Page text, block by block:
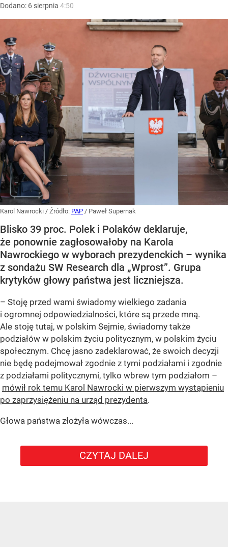
Dodano: 6 sierpnia 4:50
Karol Nawrocki / Źródło: PAP / Paweł Supernak
Blisko 39 proc. Polek i Polaków deklaruje,
że ponownie zagłosowałoby na Karola
Nawrockiego w wyborach prezydenckich – wynika
z sondażu SW Research dla „Wprost”. Grupa
krytyków głowy państwa jest liczniejsza.
– Stoję przed wami świadomy wielkiego zadania
i ogromnej odpowiedzialności, które są przede mną.
Ale stoję tutaj, w polskim Sejmie, świadomy także
podziałów w polskim życiu politycznym, w polskim życiu
społecznym. Chcę jasno zadeklarować, że swoich decyzji
nie będę podejmował zgodnie z tymi podziałami i zgodnie
z podziałami politycznymi, tylko wbrew tym podziałom –
mówił rok temu Karol Nawrocki w pierwszym wystąpieniu
po zaprzysiężeniu na urząd prezydenta.
Głowa państwa złożyła wówczas...
CZYTAJ DALEJ